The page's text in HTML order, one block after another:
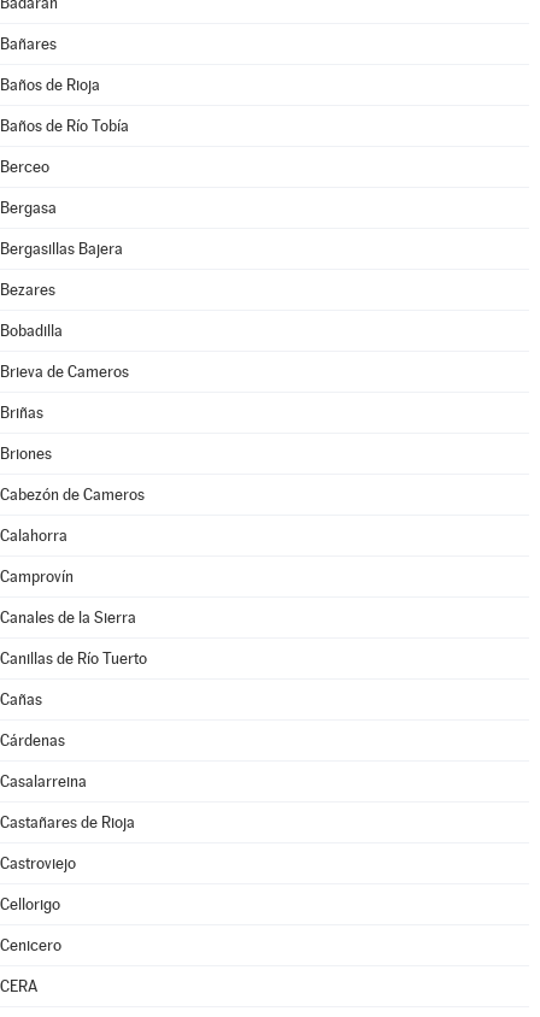
Bañares
Baños de Rioja
Baños de Río Tobía
Berceo
Bergasa
Bergasillas Bajera
Bezares
Bobadilla
Brieva de Cameros
Briñas
Briones
Cabezón de Cameros
Calahorra
Camprovín
Canales de la Sierra
Canillas de Río Tuerto
Cañas
Cárdenas
Casalarreina
Castañares de Rioja
Castroviejo
Cellorigo
Cenicero
CERA